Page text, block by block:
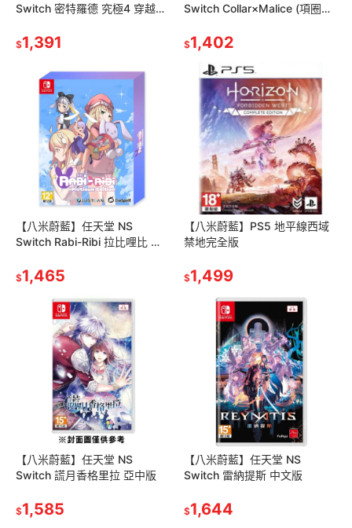
Switch 密特羅德 究極4 穿越未
$1,391
Switch Collar×Malice (項圈×
$1,402
【八米蔚藍】任天堂 NS
Switch Rabi-Ribi 拉比哩比 白
$1,465
【八米蔚藍】PS5 地平線西域
禁地完全版
$1,499
【八米蔚藍】任天堂 NS
Switch 謊月香格里拉 亞中版
$1,585
【八米蔚藍】任天堂 NS
Switch 雷納提斯 中文版
$1,644